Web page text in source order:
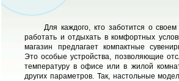
Для каждого, кто заботится о
работать и отдыхать в комфортных
магазин предлагает компактные
Это особые устройства, позволяющие
температуру в офисе или в жилой
других параметров. Так, настольные